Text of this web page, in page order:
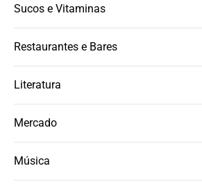
Sucos e Vitaminas
Restaurantes e Bares
Literatura
Mercado
Música